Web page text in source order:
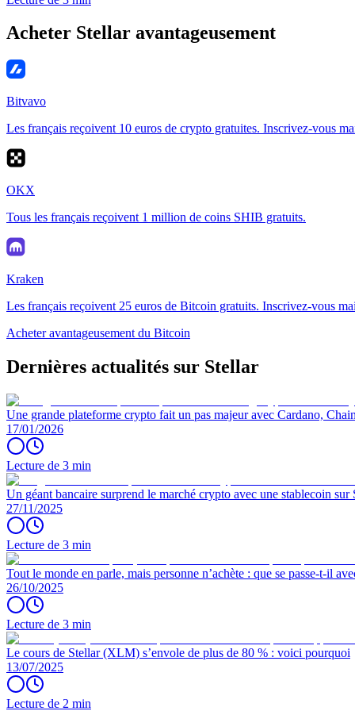
Acheter Stellar avantageusement
Bitvavo
Les français reçoivent 10 euros de crypto gratuites. Inscrivez-vous
OKX
Tous les français reçoivent 1 million de coins SHIB gratuits.
Kraken
Les français reçoivent 25 euros de Bitcoin gratuits. Inscrivez-vous
Acheter avantageusement du Bitcoin
Dernières actualités sur Stellar
Une grande plateforme crypto fait un pas majeur avec Cardano,
17/01/2026
Lecture de 3 min
Un géant bancaire surprend le marché crypto avec une stablecoin sur
27/11/2025
Lecture de 3 min
Tout le monde en parle, mais personne n’achète : que se passe-t-il
26/10/2025
Lecture de 3 min
Le cours de Stellar (XLM) s’envole de plus de 80 % : voici pourquoi
13/07/2025
Lecture de 2 min